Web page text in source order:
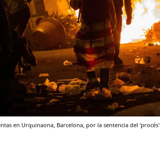
en Urquinaona, Barcelona, por la sentencia del 'procés'